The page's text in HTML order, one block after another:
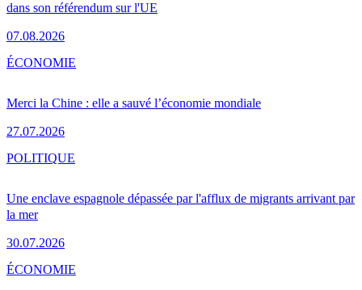
dans son référendum sur l'UE
07.08.2026
Merci la Chine : elle a sauvé l’économie mondiale
27.07.2026
ÉCONOMIE
Une enclave espagnole dépassée par l'afflux de migrants arrivant par
la mer
30.07.2026
POLITIQUE
ÉCONOMIE